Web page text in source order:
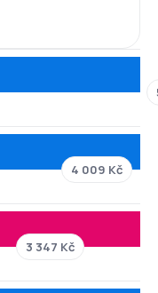
4 009 Kč
3 347 Kč